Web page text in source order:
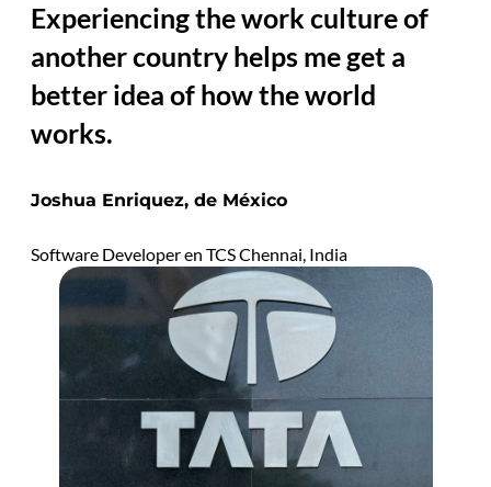
Experiencing the work culture of
another country helps me get a
better idea of how the world
works.
Joshua Enriquez, de México
Software Developer en TCS Chennai, India